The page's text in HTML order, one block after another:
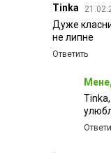
Tinka
Дуже
не липне
Ответить